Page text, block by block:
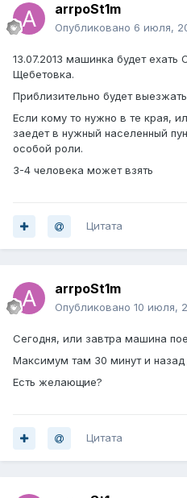
arrpoSt1m
Опубликовано 6 июля,
13.07.2013 машинка будет
Щебетовка.
Приблизительно будет
Если кому то нужно в те края,
заедет в нужный населенный
особой роли.
3-4 человека может взять
Цитата
arrpoSt1m
Опубликовано 10 июля,
Сегодня, или завтра машина
Максимум там 30 минут и
Есть желающие?
Цитата